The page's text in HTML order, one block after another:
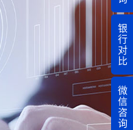
银
行
对
比
微
信
咨
询